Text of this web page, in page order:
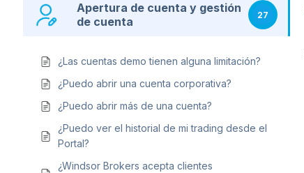
Apertura de cuenta y gestión
de cuenta
27
¿Las cuentas demo tienen alguna limitación?
¿Puedo abrir una cuenta corporativa?
¿Puedo abrir más de una cuenta?
¿Puedo ver el historial de mi trading desde el
Portal?
¿Windsor Brokers acepta clientes